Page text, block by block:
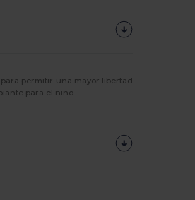
para permitir una mayor libertad
para el niño.